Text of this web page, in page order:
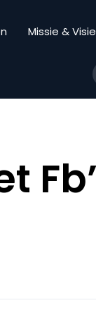
Missie & Visie